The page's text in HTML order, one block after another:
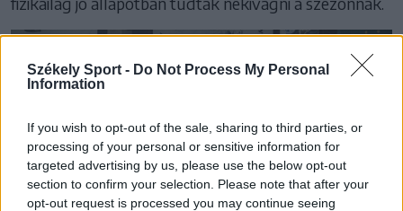
Székely Sport - Do Not Process My Personal
Information
If you wish to opt-out of the sale, sharing to third parties, or
processing of your personal or sensitive information for
targeted advertising by us, please use the below opt-out
section to confirm your selection. Please note that after your
opt-out request is processed you may continue seeing